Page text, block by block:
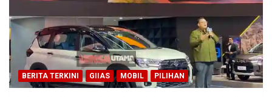
BERITA TERKINI GIIAS MOBIL PILIHAN